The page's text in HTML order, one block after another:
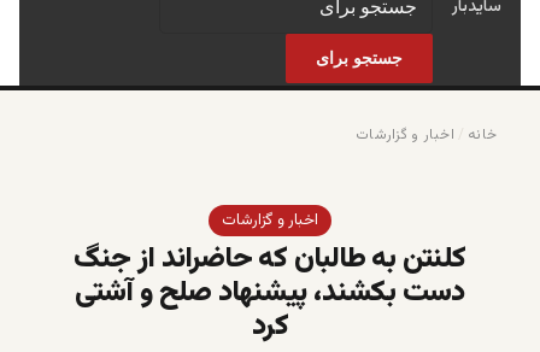
سایدبار
جستجو برای
خانه اخبار و گزارشات
اخبار و گزارشات
کلنتن به طالبان که حاضراند از جنگ
دست بکشند، پیشنهاد صلح و آشتی
کرد